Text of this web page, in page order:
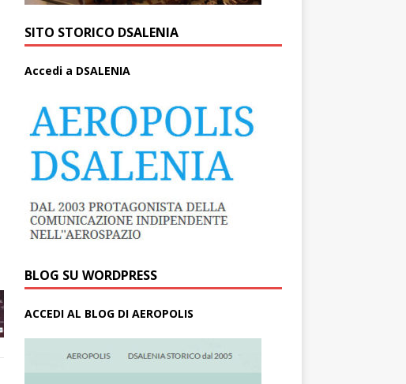
SITO STORICO DSALENIA
Accedi a DSALENIA
BLOG SU WORDPRESS
ACCEDI AL BLOG DI AEROPOLIS